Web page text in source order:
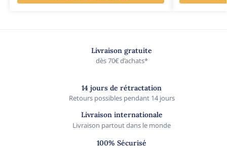
Livraison gratuite
dès 70€ d’achats*
14 jours de rétractation
Retours possibles pendant 14 jours
Livraison internationale
Livraison partout dans le monde
100% Sécurisé